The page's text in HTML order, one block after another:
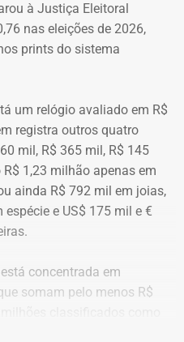
à Justiça Eleitoral
nas eleições de 2026,
prints do sistema
um relógio avaliado em R$
registra outros quatro
mil, R$ 365 mil, R$ 145
1,23 milhão apenas em
ainda R$ 792 mil em joias,
e US$ 175 mil e €
concentrada em
somam pelo menos R$
Também aparecem na